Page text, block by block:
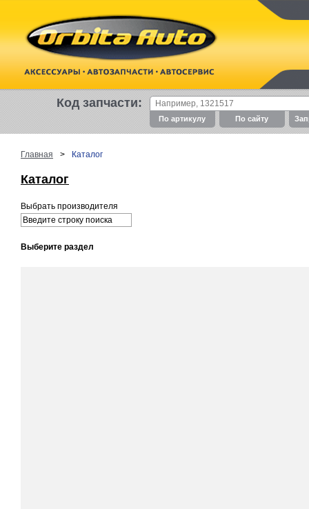
Код запчасти:
По артикулу По cайту
Главная > Каталог
Каталог
Выбрать производителя
Выберите раздел